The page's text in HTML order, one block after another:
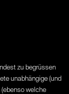
zu begrüssen
unabhängige (und
welche